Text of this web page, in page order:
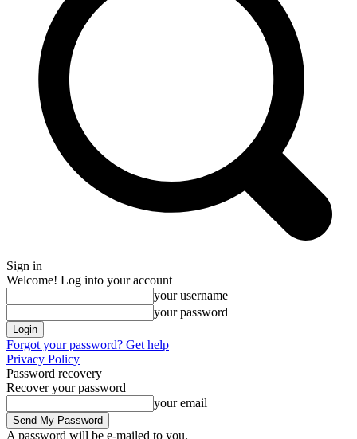
Sign in
Welcome! Log into your account
your username
your password
Forgot your password? Get help
Privacy Policy
Password recovery
Recover your password
your email
A password will be e-mailed to you.